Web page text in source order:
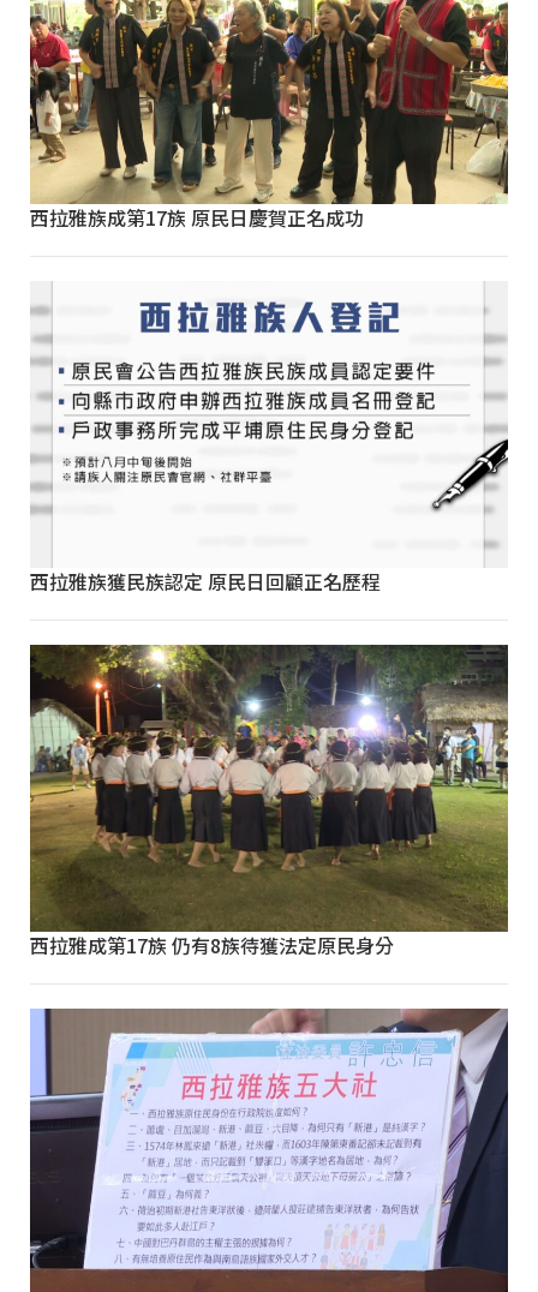
西拉雅族成第17族 原民日慶賀正名成功
西拉雅族獲民族認定 原民日回顧正名歷程
西拉雅成第17族 仍有8族待獲法定原民身分